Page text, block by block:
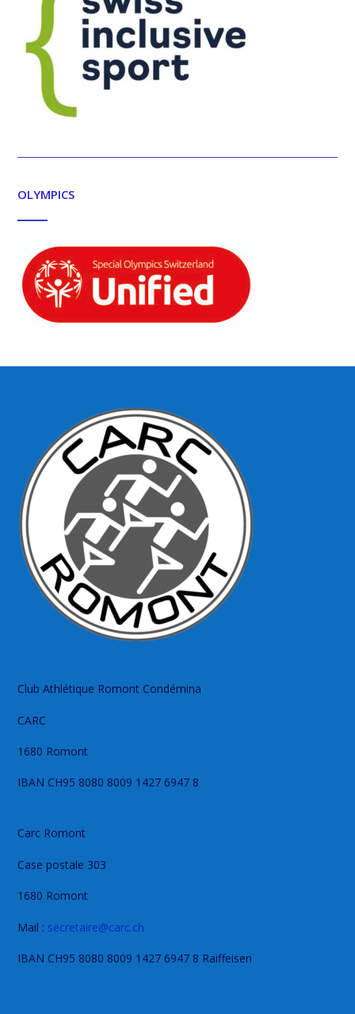
OLYMPICS
Club Athlétique Romont Condémina
CARC
1680 Romont
IBAN CH95 8080 8009 1427 6947 8
Carc Romont
Case postale 303
1680 Romont
Mail : secretaire@carc.ch
IBAN CH95 8080 8009 1427 6947 8 Raiffeisen